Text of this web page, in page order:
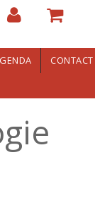
CONTACT